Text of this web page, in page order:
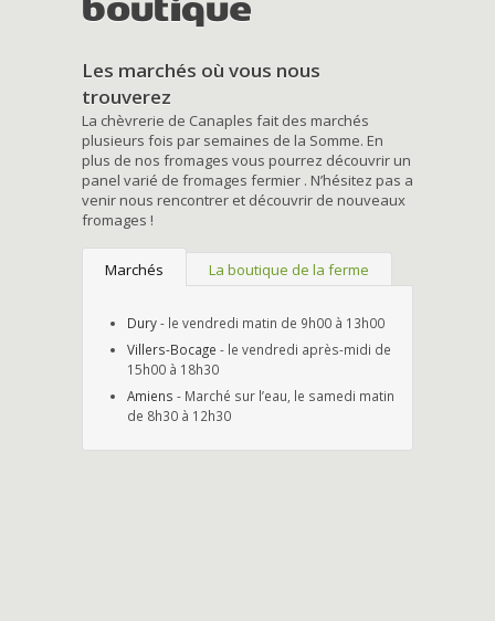
boutique
Les marchés où vous nous
trouverez
La chèvrerie de Canaples fait des marchés
plusieurs fois par semaines de la Somme. En
plus de nos fromages vous pourrez découvrir un
panel varié de fromages fermier . N’hésitez pas a
venir nous rencontrer et découvrir de nouveaux
fromages !
Marchés La boutique de la ferme
Dury- le vendredi matin de 9h00 à 13h00
Villers-Bocage - le vendredi après-midi de
15h00 à 18h30
Amiens - Marché sur l’eau, le samedi matin
de 8h30 à 12h30